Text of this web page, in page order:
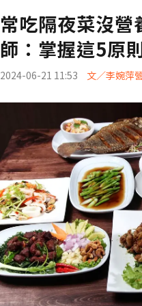
常吃隔夜菜沒
師：掌握這5原
2024-06-21 11:53 文／李婉萍